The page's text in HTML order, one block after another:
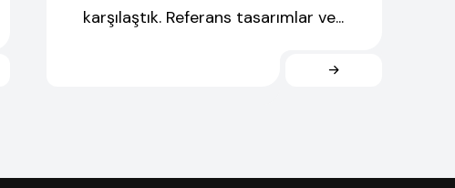
karşılaştık. Referans tasarımlar ve...